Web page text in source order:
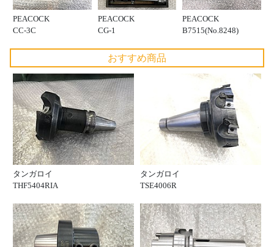
PEACOCK
CC-3C
PEACOCK
CG-1
PEACOCK
B7515(No.8248)
おすすめ商品
タンガロイ
THF5404RIA
タンガロイ
TSE4006R